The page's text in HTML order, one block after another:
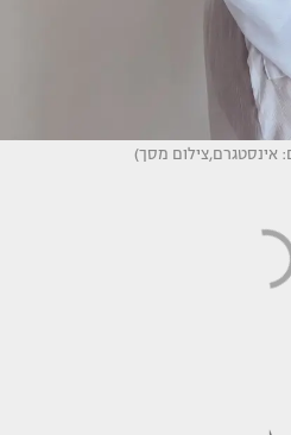
אינסטגרם,צילום מסך)